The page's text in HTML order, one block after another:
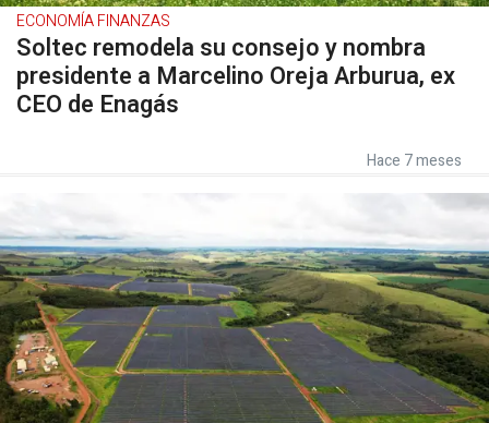
ECONOMÍA FINANZAS
Soltec remodela su consejo y nombra
presidente a Marcelino Oreja Arburua, ex
CEO de Enagás
Hace 7 meses